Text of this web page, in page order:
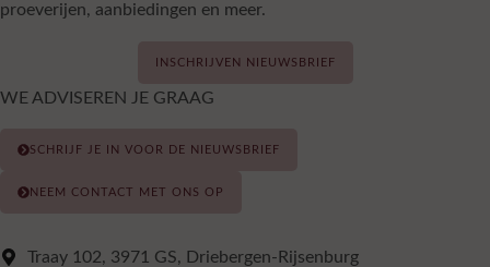
proeverijen, aanbiedingen en meer.
INSCHRIJVEN NIEUWSBRIEF
WE ADVISEREN JE GRAAG
SCHRIJF JE IN VOOR DE NIEUWSBRIEF
NEEM CONTACT MET ONS OP
Traay 102, 3971 GS, Driebergen-Rijsenburg